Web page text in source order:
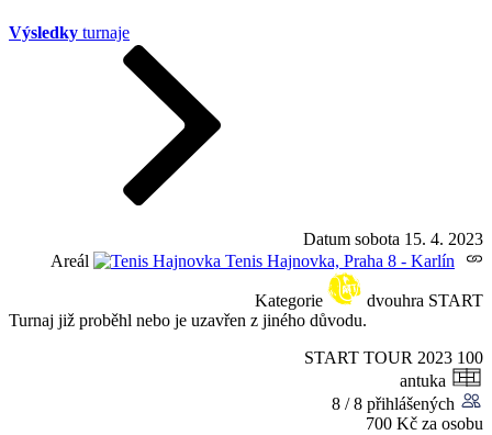
Výsledky turnaje
Datum sobota 15. 4. 2023
Areál
Tenis Hajnovka, Praha 8 - Karlín
Kategorie
dvouhra START
Turnaj již proběhl nebo je uzavřen z jiného důvodu.
START TOUR 2023 100
antuka
8 / 8 přihlášených
700 Kč za osobu